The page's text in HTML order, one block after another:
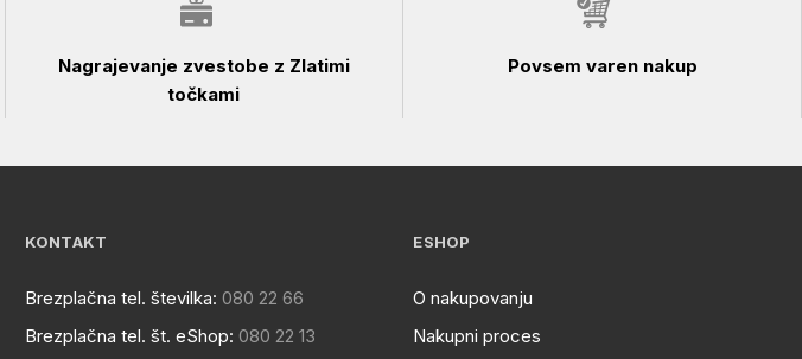
Nagrajevanje zvestobe z Zlatimi
točkami
Povsem varen nakup
KONTAKT
Brezplačna tel. številka: 080 22 66
Brezplačna tel. št. eShop: 080 22 13
ESHOP
O nakupovanju
Nakupni proces